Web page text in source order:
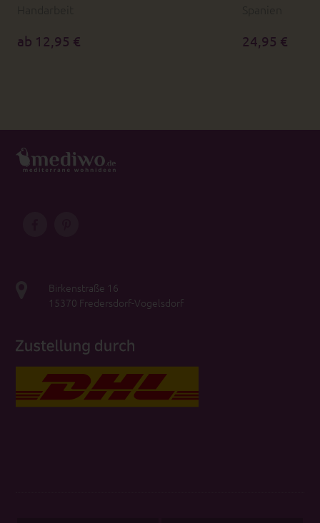
ab 12,95 € 24,95 €
Birkenstraße 16
15370 Fredersdorf-Vogelsdorf